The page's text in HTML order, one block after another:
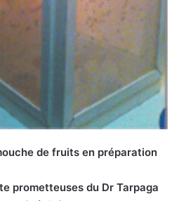
de fruits en préparation
prometteuses du Dr Tarpaga